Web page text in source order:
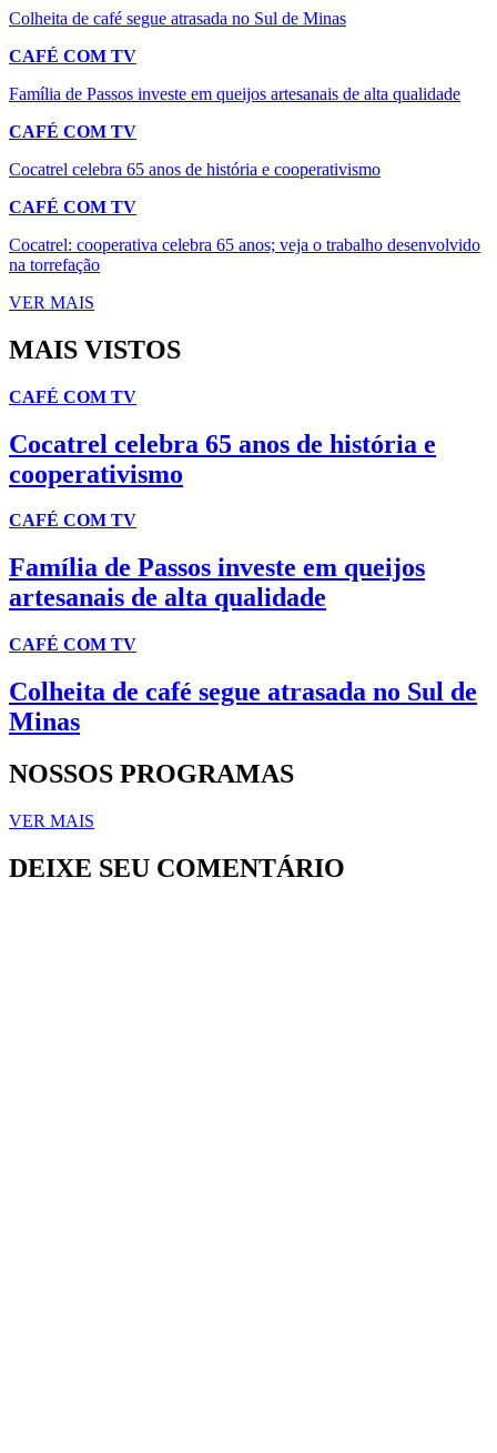
Colheita de café segue atrasada no Sul de Minas
CAFÉ COM TV
Família de Passos investe em queijos artesanais de alta qualidade
CAFÉ COM TV
Cocatrel celebra 65 anos de história e cooperativismo
CAFÉ COM TV
Cocatrel: cooperativa celebra 65 anos; veja o trabalho desenvolvido
na torrefação
VER MAIS
MAIS VISTOS
CAFÉ COM TV
Cocatrel celebra 65 anos de história e
cooperativismo
CAFÉ COM TV
Família de Passos investe em queijos
artesanais de alta qualidade
CAFÉ COM TV
Colheita de café segue atrasada no Sul de
Minas
NOSSOS PROGRAMAS
VER MAIS
DEIXE SEU COMENTÁRIO